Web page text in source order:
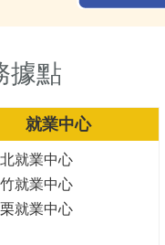
據點
就業中心
就業中心
就業中心
就業中心